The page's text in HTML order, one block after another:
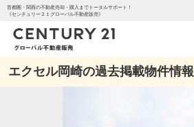
首都圏・関西の不動産売却・購入までトータルサポート！
《センチュリー２１グローバル不動産販売》
エクセル岡崎の過去掲載物件情報